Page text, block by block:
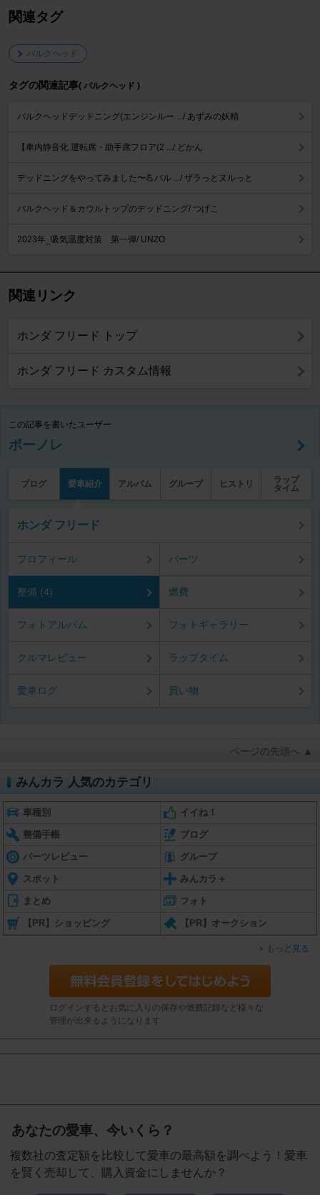
関連タグ
バルクヘッド
タグの関連記事( バルクヘッド )
バルクヘッドデッドニング(エンジンルー .../ あずみの妖精
【車内静音化 運転席・助手席フロア(2 .../ どかん
デッドニングをやってみました〜💪バル .../ ザラっとヌルっと
バルクヘッド＆カウルトップのデッドニング/ つげこ
2023年_吸気温度対策 第一弾/ UNZO
関連リンク
ホンダ フリード トップ
ホンダ フリード カスタム情報
この記事を書いたユーザー
ポーノレ
ブログ 愛車紹介 アルバム グループ ヒストリ
ラップ
タイム
ホンダ フリード
プロフィール パーツ
整備 (4) 燃費
フォトアルバム フォトギャラリー
クルマレビュー ラップタイム
愛車ログ 買い物
ページの先頭へ ▲
みんカラ 人気のカテゴリ
車種別 イイね！
整備手帳 ブログ
パーツレビュー グループ
スポット みんカラ＋
まとめ フォト
【PR】ショッピング 【PR】オークション
もっと見る
ログインするとお気に入りの保存や燃費記録など様々な
管理が出来るようになります
あなたの愛車、今いくら？
複数社の査定額を比較して愛車の最高額を調べよう！愛車
を賢く売却して、購入資金にしませんか？